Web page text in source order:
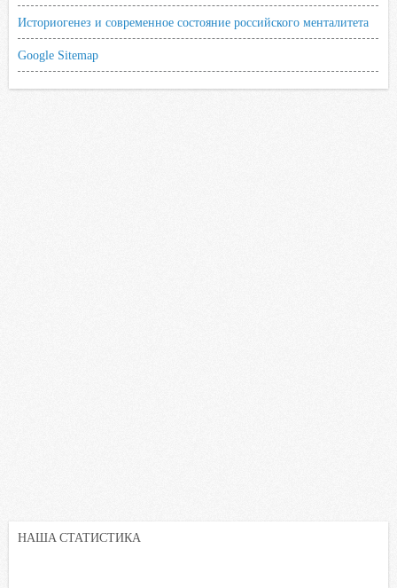
Историогенез и современное состояние российского менталитета
Google Sitemap
НАША СТАТИСТИКА